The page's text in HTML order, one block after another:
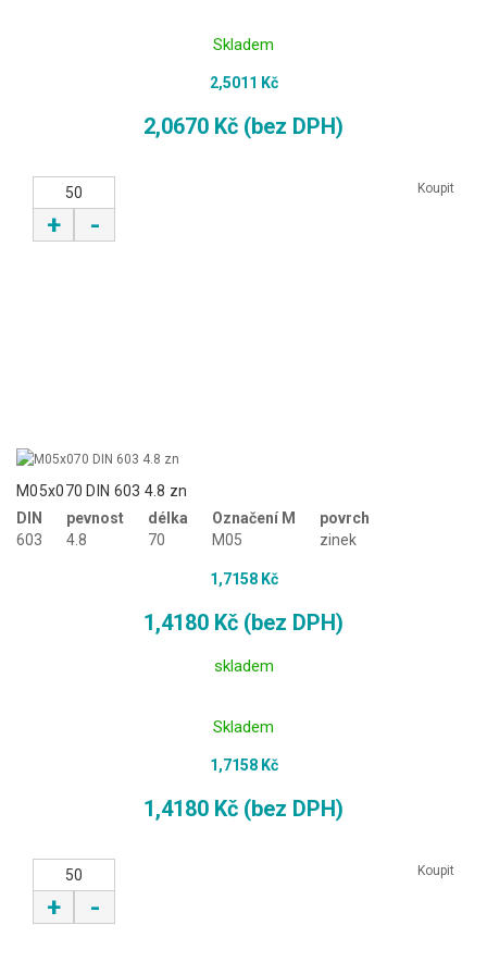
Skladem
2,5011 Kč
2,0670 Kč (bez DPH)
+ -
Koupit
M05x070 DIN 603 4.8 zn
DIN
603
pevnost
4.8
délka
70
Označení M
M05
povrch
zinek
1,7158 Kč
1,4180 Kč (bez DPH)
skladem
Skladem
1,7158 Kč
1,4180 Kč (bez DPH)
+ -
Koupit